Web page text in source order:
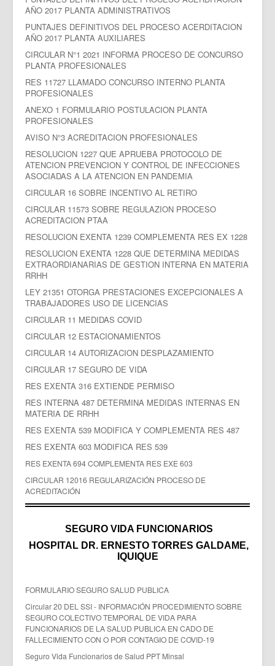
AÑO 2017 PLANTA ADMINISTRATIVOS
PUNTAJES DEFINITIVOS DEL PROCESO ACERDITACION
AÑO 2017 PLANTA AUXILIARES
CIRCULAR N°1 2021 INFORMA PROCESO DE CONCURSO
PLANTA PROFESIONALES
RES 11727 LLAMADO CONCURSO INTERNO PLANTA
PROFESIONALES
ANEXO 1 FORMULARIO POSTULACION PLANTA
PROFESIONALES
AVISO N°3 ACREDITACION PROFESIONALES
RESOLUCION 1227 QUE APRUEBA PROTOCOLO DE
ATENCION PREVENCION Y CONTROL DE INFECCIONES
ASOCIADAS A LA ATENCION EN PANDEMIA
CIRCULAR 16 SOBRE INCENTIVO AL RETIRO
CIRCULAR 11573 SOBRE REGULAZION PROCESO
ACREDITACION PTAA
RESOLUCION EXENTA 1239 COMPLEMENTA RES EX 1228
RESOLUCION EXENTA 1228 QUE DETERMINA MEDIDAS
EXTRAORDIANARIAS DE GESTION INTERNA EN MATERIA
RRHH
LEY 21351 OTORGA PRESTACIONES EXCEPCIONALES A
TRABAJADORES USO DE LICENCIAS
CIRCULAR 11 MEDIDAS COVID
CIRCULAR 12 ESTACIONAMIENTOS
CIRCULAR 14 AUTORIZACION DESPLAZAMIENTO
CIRCULAR 17 SEGURO DE VIDA
RES EXENTA 316 EXTIENDE PERMISO
RES INTERNA 487 DETERMINA MEDIDAS INTERNAS EN
MATERIA DE RRHH
RES EXENTA 539 MODIFICA Y COMPLEMENTA RES 487
RES EXENTA 603 MODIFICA RES 539
RES EXENTA 694 COMPLEMENTA RES EXE 603
CIRCULAR 12016 REGULARIZACIÓN PROCESO DE
ACREDITACIÓN
SEGURO VIDA FUNCIONARIOS
HOSPITAL DR. ERNESTO TORRES GALDAME,
IQUIQUE
FORMULARIO SEGURO SALUD PUBLICA
Circular 20 DEL SSI - INFORMACIÓN PROCEDIMIENTO SOBRE
SEGURO COLECTIVO TEMPORAL DE VIDA PARA
FUNCIONARIOS DE LA SALUD PUBLICA EN CADO DE
FALLECIMIENTO CON O POR CONTAGIO DE COVID-19
Seguro Vida Funcionarios de Salud PPT Minsal